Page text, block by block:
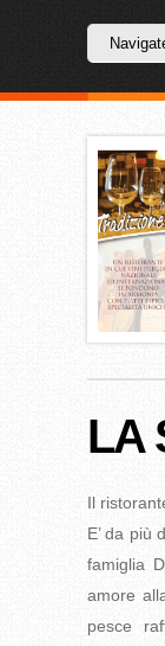
LA
Il
E’ da più
famiglia
amore
pesce